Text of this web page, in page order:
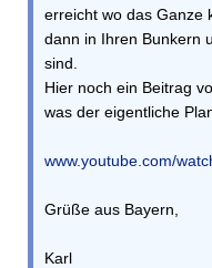
erreicht wo das Ganze
dann in Ihren Bunkern
sind.
Hier noch ein Beitrag
was der eigentliche
www.youtube.com/
Grüße aus Bayern,
Karl